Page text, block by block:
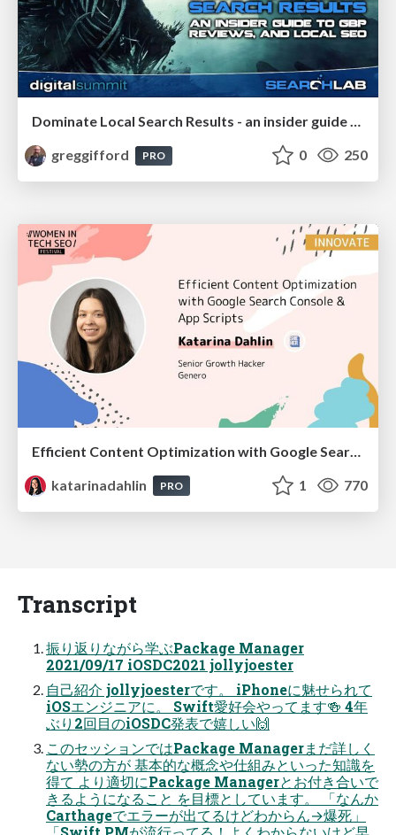
Dominate Local Search Results - an insider guide to GBP, reviews, and Local SEO
greggifford
PRO 0 250
katarinadahlin
PRO 1 770
Transcript
振り返りながら学ぶPackage Manager
2021/09/17 iOSDC2021 jollyjoester
自己紹介 jollyjoesterです。 iPhoneに魅せられて
iOSエンジニアに。 Swift愛好会やってます🍻 4年
ぶり2回目のiOSDC発表で嬉しい🙌
このセッションではPackage Managerまだ詳しく
ない勢の方が 基本的な概念や仕組みといった知識を
得て より適切にPackage Managerとお付き合いで
きるようになること を目標としています。 「なんか
Carthageでエラーが出てるけどわからん→爆死」